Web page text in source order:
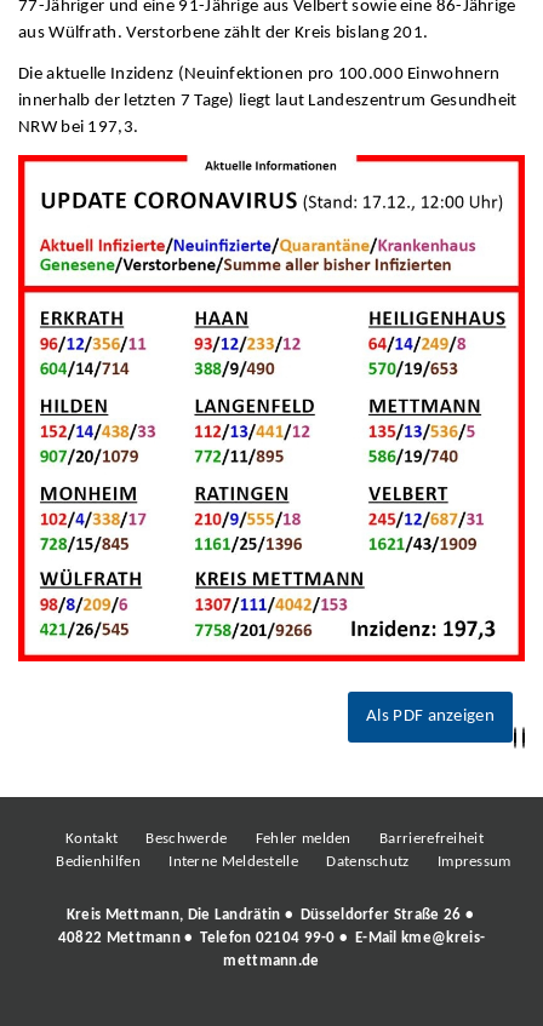
77-Jähriger und eine 91-Jährige aus Velbert sowie eine 86-Jährige
aus Wülfrath. Verstorbene zählt der Kreis bislang 201.
Die aktuelle Inzidenz (Neuinfektionen pro 100.000 Einwohnern
innerhalb der letzten 7 Tage) liegt laut Landeszentrum Gesundheit
NRW bei 197,3.
Als PDF anzeigen
Kontakt Beschwerde Fehler melden
Barrierefreiheit
Bedienhilfen
Interne Meldestelle Datenschutz Impressum
Kreis Mettmann, Die Landrätin • Düsseldorfer Straße 26 •
40822 Mettmann • Telefon 02104 99-0 • E-Mail
kme@kreis-
mettmann.de